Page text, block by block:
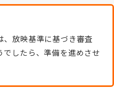
、放映基準に基づき審査
したら、準備を進めさせ